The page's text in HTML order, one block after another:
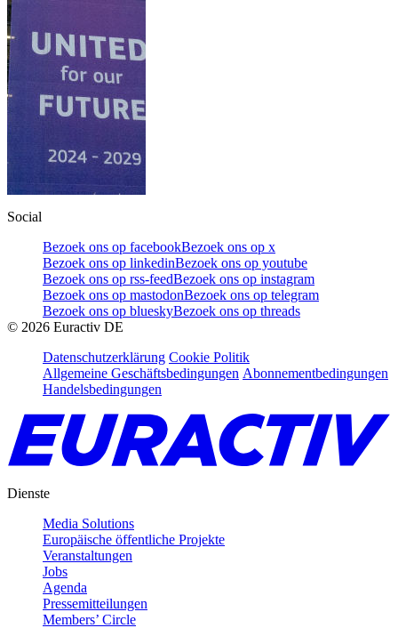
Social
Bezoek ons op facebookBezoek ons op x
Bezoek ons op linkedinBezoek ons op youtube
Bezoek ons op rss-feedBezoek ons op instagram
Bezoek ons op mastodonBezoek ons op telegram
Bezoek ons op blueskyBezoek ons op threads
© 2026 Euractiv DE
Datenschutzerklärung Cookie Politik
Allgemeine Geschäftsbedingungen Abonnementbedingungen
Handelsbedingungen
Dienste
Media Solutions
Europäische öffentliche Projekte
Veranstaltungen
Jobs
Agenda
Pressemitteilungen
Members’ Circle